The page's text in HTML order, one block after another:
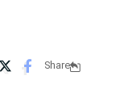
Share